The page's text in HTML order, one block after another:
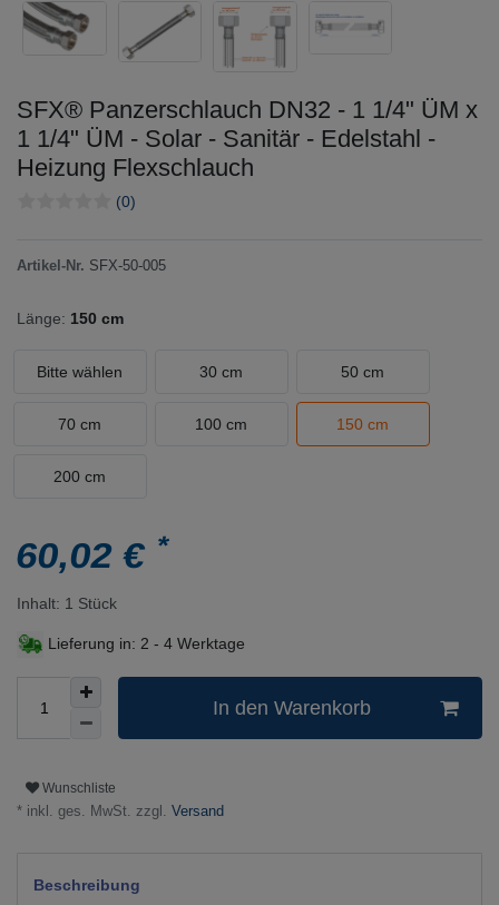
SFX® Panzerschlauch DN32 - 1 1/4" ÜM x
1 1/4" ÜM - Solar - Sanitär - Edelstahl -
Heizung Flexschlauch
(0)
Artikel-Nr. SFX-50-005
Länge: 150 cm
Bitte wählen 30 cm 50 cm
70 cm 100 cm 150 cm
200 cm
60,02 €*
Inhalt: 1 Stück
Lieferung in: 2 - 4 Werktage
In den Warenkorb
Wunschliste
* inkl. ges. MwSt. zzgl. Versand
Beschreibung